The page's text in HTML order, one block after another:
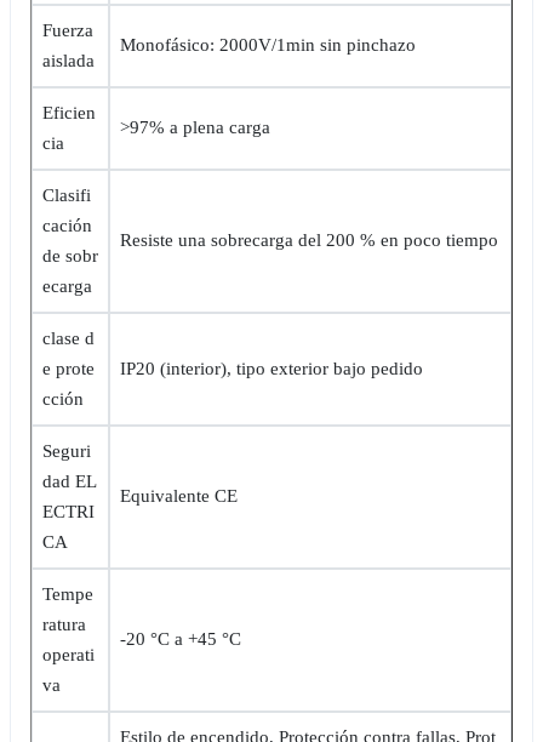
Fuerza
aislada
Monofásico: 2000V/1min sin pinchazo
Eficien
cia
>97% a plena carga
Clasifi
cación
de sobr
ecarga
Resiste una sobrecarga del 200 % en poco tiempo
clase d
e prote
cción
IP20 (interior), tipo exterior bajo pedido
Seguri
dad EL
ECTRI
CA
Equivalente CE
Tempe
ratura
operati
va
-20 °C a +45 °C
Estilo de encendido, Protección contra fallas, Prot